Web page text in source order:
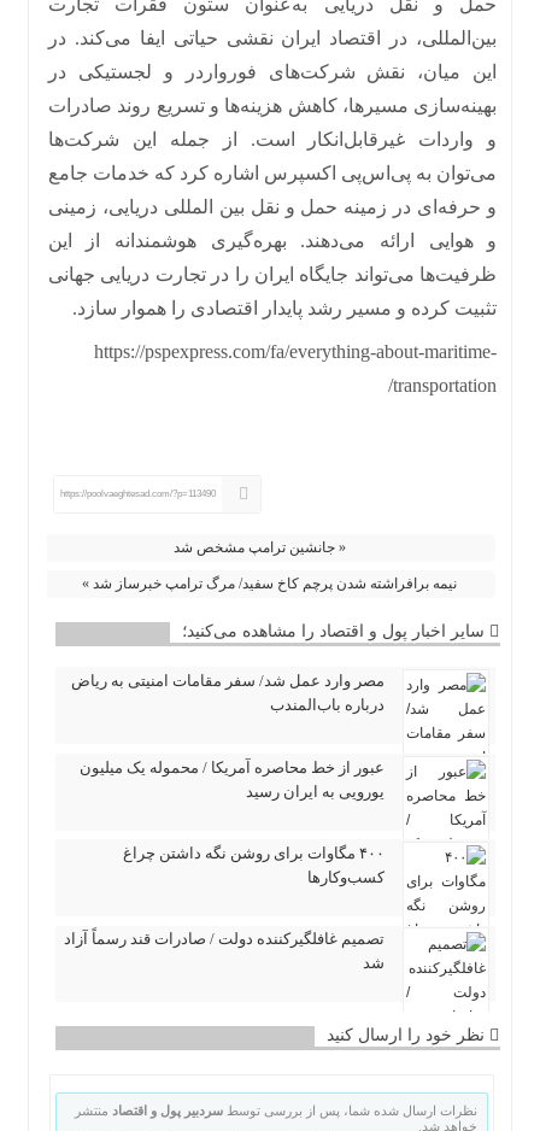
بین‌المللی، در اقتصاد ایران نقشی حیاتی ایفا می‌کند. در
این میان، نقش شرکت‌های فورواردر و لجستیکی در
بهینه‌سازی مسیرها، کاهش هزینه‌ها و تسریع روند صادرات
و واردات غیرقابل‌انکار است.
از جمله این شرکت‌ها
می‌توان به پی‌اس‌پی اکسپرس اشاره کرد که خدمات جامع
و حرفه‌ای در زمینه حمل و نقل بین المللی دریایی، زمینی
و هوایی ارائه می‌دهند. بهره‌گیری هوشمندانه از این
ظرفیت‌ها می‌تواند جایگاه ایران را در تجارت دریایی جهانی
تثبیت کرده و مسیر رشد پایدار اقتصادی را هموار سازد.
https://pspexpress.com/fa/everything-about-maritime-
transportation
/
https://poolvaeghtesad.com/?p=113490
« جانشین ترامپ مشخص شد
نیمه برافراشته شدن پرچم کاخ سفید/ مرگ ترامپ خبرساز شد »
سایر اخبار پول و اقتصاد را مشاهده می‌کنید؛
مصر وارد عمل شد/ سفر مقامات امنیتی به ریاض
درباره باب‌المندب
عبور از خط محاصره آمریکا / محموله یک میلیون
یورویی به ایران رسید
۴۰۰ مگاوات برای روشن نگه داشتن چراغ
کسب‌وکار‌ها
تصمیم غافلگیرکننده دولت / صادرات قند رسماً آزاد
شد
نظر خود را ارسال کنید
نظرات ارسال شده شما، پس از بررسی توسط سردبیر پول و اقتصاد منتشر
خواهد شد.